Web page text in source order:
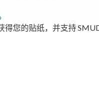
您的贴纸，并支持